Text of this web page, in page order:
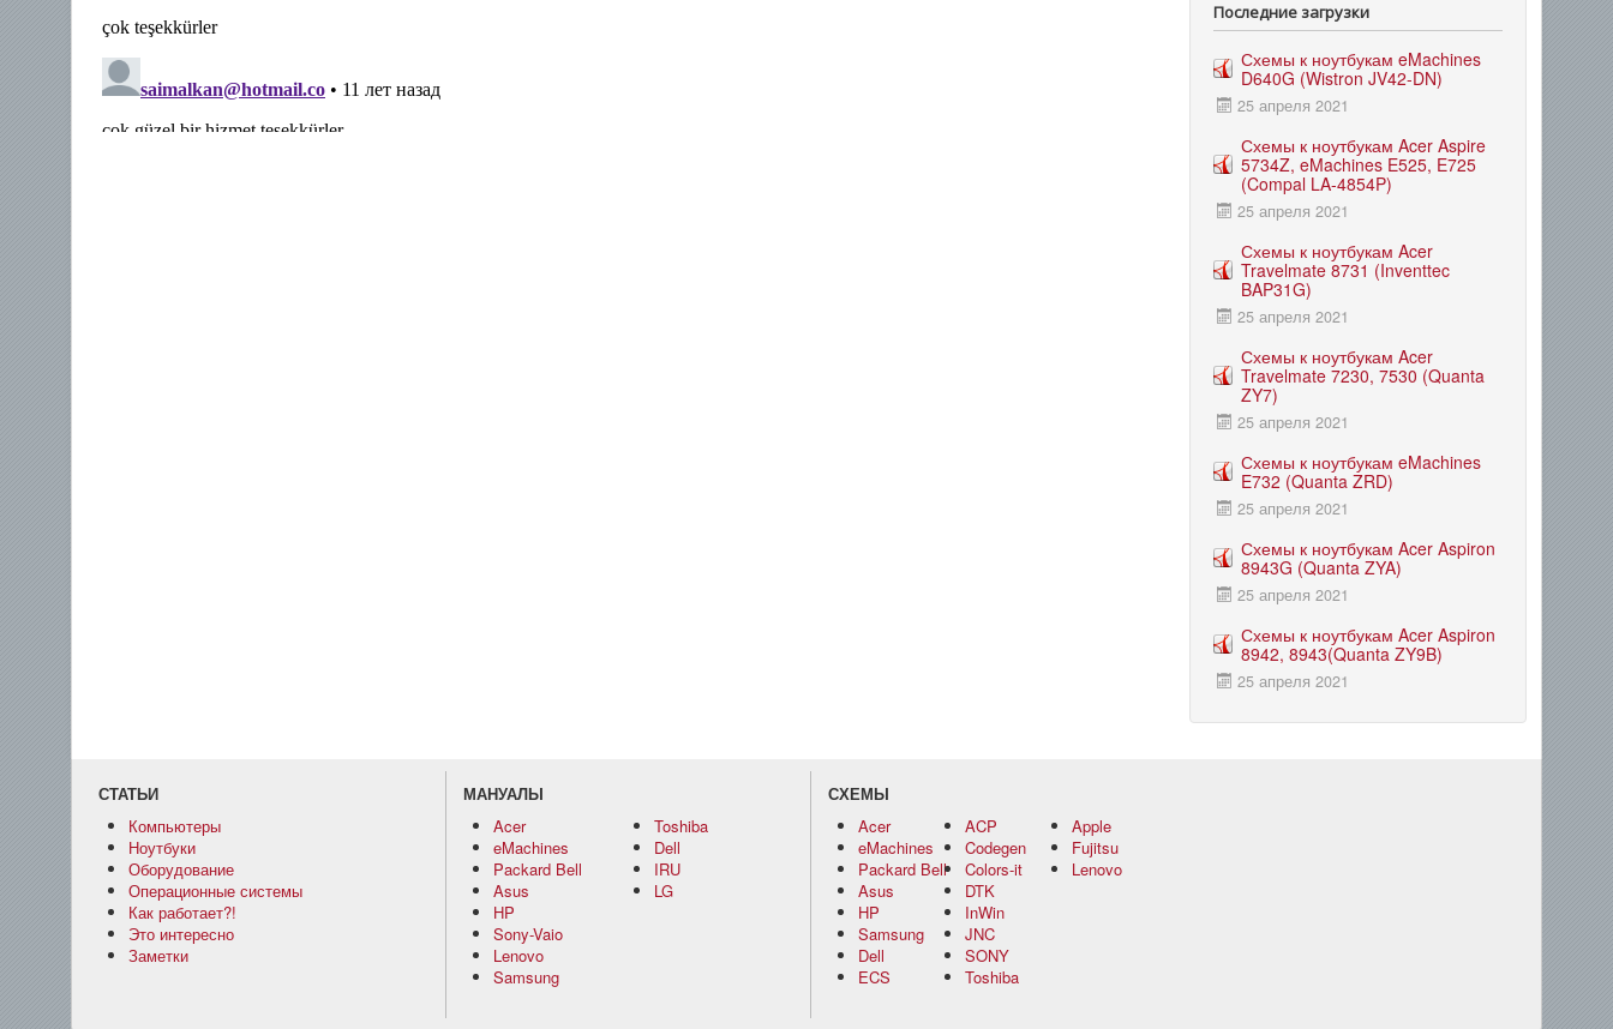
Последние загрузки
Схемы к ноутбукам eMachines
D640G (Wistron JV42-DN)
25 апреля 2021
Схемы к ноутбукам Acer Aspire
5734Z, eMachines E525, E725
(Compal LA-4854P)
25 апреля 2021
Схемы к ноутбукам Acer
Travelmate 8731 (Inventtec
BAP31G)
25 апреля 2021
Схемы к ноутбукам Acer
Travelmate 7230, 7530 (Quanta
ZY7)
25 апреля 2021
Схемы к ноутбукам eMachines
E732 (Quanta ZRD)
25 апреля 2021
Схемы к ноутбукам Acer Aspiron
8943G (Quanta ZYA)
25 апреля 2021
Схемы к ноутбукам Acer Aspiron
8942, 8943(Quanta ZY9B)
25 апреля 2021
СТАТЬИ
Компьютеры
Ноутбуки
Оборудование
Операционные системы
Как работает?!
Это интересно
Заметки
МАНУАЛЫ
Acer
eMachines
Packard Bell
Asus
HP
Sony-Vaio
Lenovo
Samsung
Toshiba
Dell
IRU
LG
СХЕМЫ
Acer
eMachines
Packard Bell
Asus
HP
Samsung
Dell
ECS
ACP
Codegen
Colors-it
DTK
InWin
JNC
SONY
Toshiba
Apple
Fujitsu
Lenovo